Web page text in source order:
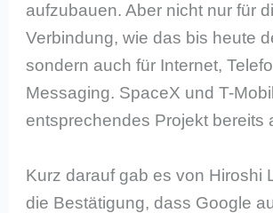
aufzubauen. Aber nicht nur für
Verbindung, wie das bis heute
sondern auch für Internet,
Messaging. SpaceX und T-
entsprechendes Projekt bereits
Kurz darauf gab es von Hiroshi
die Bestätigung, dass Google